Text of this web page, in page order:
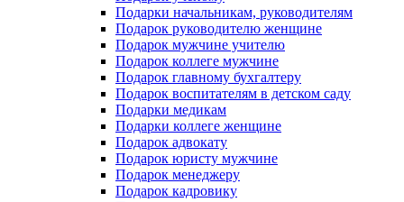
Подарки начальникам, руководителям
Подарок руководителю женщине
Подарок мужчине учителю
Подарок коллеге мужчине
Подарок главному бухгалтеру
Подарок воспитателям в детском саду
Подарки медикам
Подарки коллеге женщине
Подарок адвокату
Подарок юристу мужчине
Подарок менеджеру
Подарок кадровику